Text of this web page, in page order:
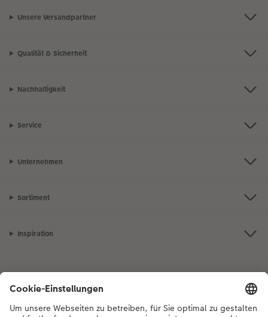
Unsere Versandpartner
Qualität & Sicherheit
Nachhaltigkeit
Service
Unternehmen
Sortiment
Inspiration